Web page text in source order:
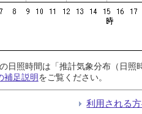
日照時間は「推計気象分布（日
補足説明をご覧ください。
利用される